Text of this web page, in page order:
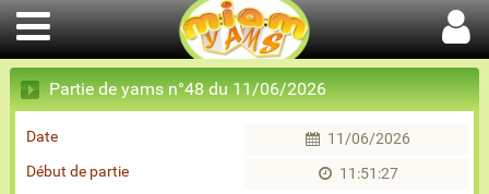
Partie de yams n°48 du 11/06/2026
Date
11/06/2026
Début de partie
11:51:27